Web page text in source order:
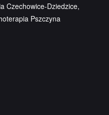
Czechowice-Dziedzice,
Pszczyna